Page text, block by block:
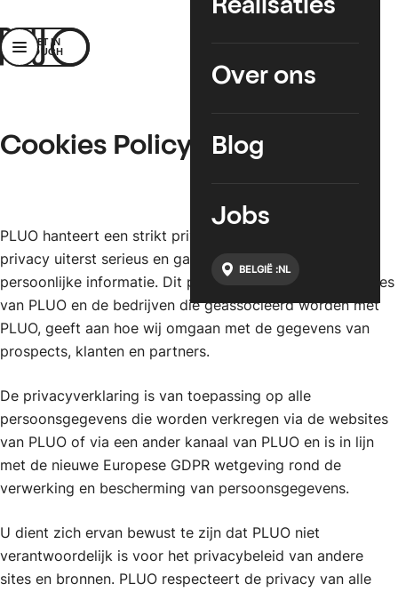
PLUO
Menu
Realisaties
Over ons
Blog
Jobs
BELGIË :NL
GET IN
TOUCH
Cookies Policy
PLUO hanteert een strikt privacybeleid. Wij nemen uw
privacy uiterst serieus en gaan zorgvuldig om met uw
persoonlijke informatie. Dit privacybeleid, van de websites
van PLUO en de bedrijven die geassocieerd worden met
PLUO, geeft aan hoe wij omgaan met de gegevens van
prospects, klanten en partners.
De privacyverklaring is van toepassing op alle
persoonsgegevens die worden verkregen via de websites
van PLUO of via een ander kanaal van PLUO en is in lijn
met de nieuwe Europese GDPR wetgeving rond de
verwerking en bescherming van persoonsgegevens.
U dient zich ervan bewust te zijn dat PLUO niet
verantwoordelijk is voor het privacybeleid van andere
sites en bronnen. PLUO respecteert de privacy van alle